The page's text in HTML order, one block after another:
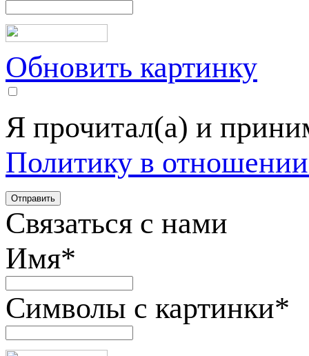
Обновить картинку
Я прочитал(а) и
Политику в
Связаться с нами
Имя*
Символы с картинки*